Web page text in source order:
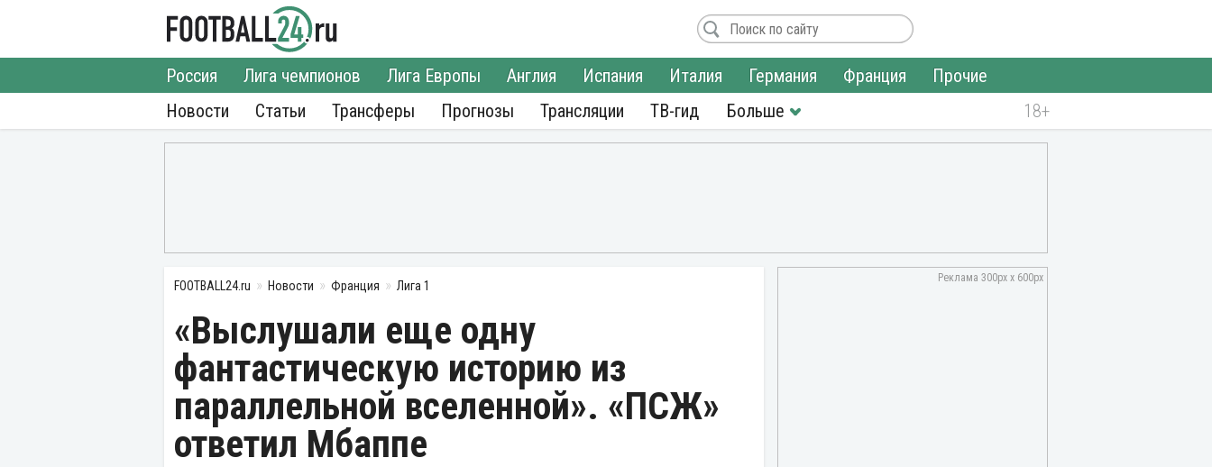
Новости
Россия Лига чемпионов Лига Европы Англия Испания Италия Германия Франция
Прочие
Статьи
Трансферы Прогнозы Трансляции ТВ-гид
FOOTBALL24.ru Новости Франция Лига 1
«Выслушали еще одну
фантастическую историю из
параллельной вселенной». «ПСЖ»
ответил Мбаппе